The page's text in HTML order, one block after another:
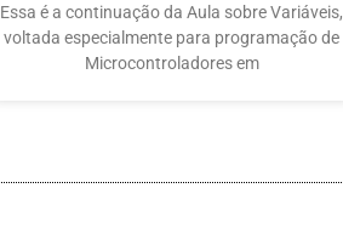
Essa é a continuação da Aula sobre Variáveis,
voltada especialmente para programação de
Microcontroladores em